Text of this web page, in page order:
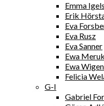
Emma
Erik
Eva
Eva Rusz
Eva Sanner
Ewa Meruk
Ewa
Felicia
G-I
Gabriel